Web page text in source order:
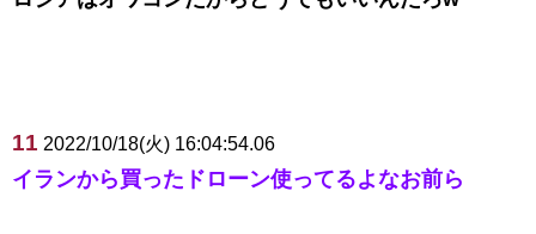
11 2022/10/18(火) 16:04:54.06
イランから買ったドローン使ってるよなお前ら